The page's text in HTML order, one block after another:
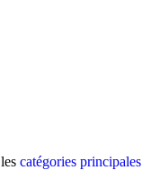
catégories principales